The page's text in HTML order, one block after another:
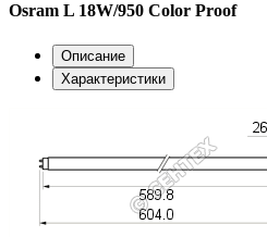
Osram L 18W/950 Color Proof
Описание
Характеристики